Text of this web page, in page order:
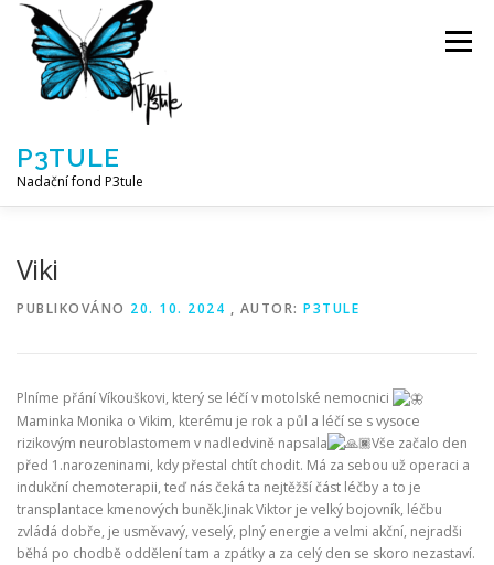
Přeskočit
obsah
P3TULE
Nadační fond P3tule
Menu
AKTUALITY BLOG
Viki
PUBLIKOVÁNO 20. 10. 2024 , AUTOR: P3TULE
Plníme přání Víkouškovi, který se léčí v motolské nemocnici
Maminka Monika o Vikim, kterému je rok a půl a léčí se s vysoce
rizikovým neuroblastomem v nadledvině napsala
Vše začalo den
před 1.narozeninami, kdy přestal chtít chodit. Má za sebou už operaci a
indukční chemoterapii, teď nás čeká ta nejtěžší část léčby a to je
transplantace kmenových buněk.Jinak Viktor je velký bojovník, léčbu
zvládá dobře, je usměvavý, veselý, plný energie a velmi akční, nejradši
běhá po chodbě oddělení tam a zpátky a za celý den se skoro nezastaví.